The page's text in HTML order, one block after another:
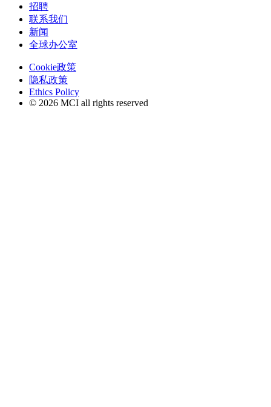
招聘
联系我们
新闻
全球办公室
Cookie政策
隐私政策
Ethics Policy
© 2026 MCI all rights reserved